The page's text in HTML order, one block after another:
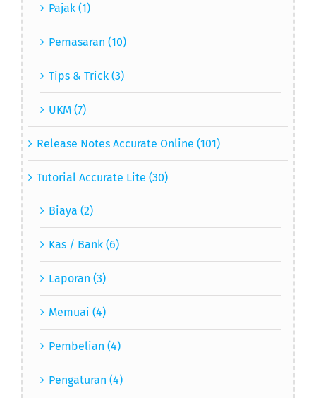
Pajak (1)
Pemasaran (10)
Tips & Trick (3)
UKM (7)
Release Notes Accurate Online (101)
Tutorial Accurate Lite (30)
Biaya (2)
Kas / Bank (6)
Laporan (3)
Memuai (4)
Pembelian (4)
Pengaturan (4)